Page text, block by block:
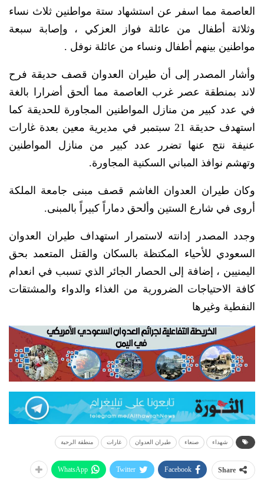
العاصمة مما اسفر عن استشهاد ستة مواطنين ثلاث نساء
وثلاثة أطفال من عائلة فواز العزكي ، وإصابة سبعة
مواطنين بينهم أطفال ونساء من عائلة نوفل .
وأشار المصدر إلى أن طيران العدوان قصف حديقة فرح
لاند بمنطقة عصر غرب العاصمة مما ألحق أضرارا بالغة
في عدد كبير من منازل المواطنين المجاورة للحديقة كما
استهدف حديقة 21 سبتمبر في مديرية معين بعدة غارات
عنيفة نتج عنها تضرر عدد كبير من منازل المواطنين
وتهشم نوافذ المباني السكنية المجاورة.
وكان طيران العدوان الغاشم قصف مبنى جامعة الملكة
أروى في شارع الستين وألحق دماراً كبيراً بالمبنى.
وجدد المصدر إدانته لاستمرار استهداف طيران العدوان
السعودي للأحياء المكتظة بالسكان والقتل المتعمد بحق
اليمنيين ، إضافة إلى الحصار الجائر الذي تسبب في انعدام
كافة الاحتياجات الضرورية من الغذاء والدواء والمشتقات
النفطية وغيرها
شهداء صنعاء طيران العدوان غارات منطقة الرحبة
Share
Facebook
Twitter
WhatsApp